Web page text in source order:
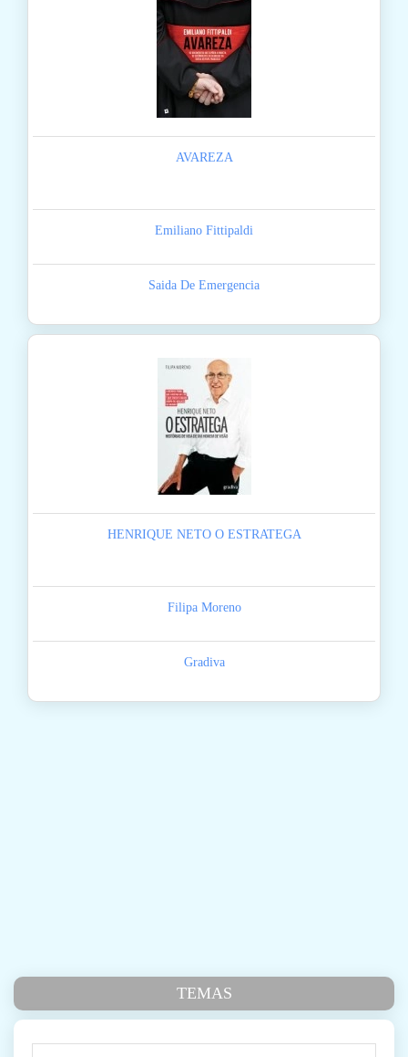
AVAREZA
Emiliano Fittipaldi
Saida De Emergencia
HENRIQUE NETO O ESTRATEGA
Filipa Moreno
Gradiva
TEMAS